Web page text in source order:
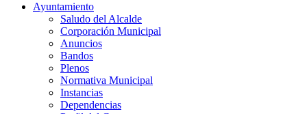
Ayuntamiento
Saludo del Alcalde
Corporación Municipal
Anuncios
Bandos
Plenos
Normativa Municipal
Instancias
Dependencias